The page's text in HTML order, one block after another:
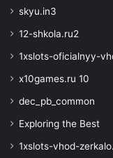
skyu.in3
12-shkola.ru2
1xslots-oficialnyy-
x10games.ru 10
dec_pb_common
Exploring the Best
1xslots-vhod-